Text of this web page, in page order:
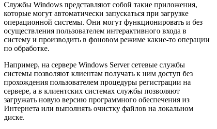
Службы Windows представляют собой такие приложения,
которые могут автоматически запускаться при загрузке
операционной системы. Они могут функционировать и без
осуществления пользователем интерактивного входа в
систему и производить в фоновом режиме какие-то операции
по обработке.
Например, на сервере Windows Server сетевые службы
системы позволяют клиентам получать к ним доступ без
прохождения пользователем процедуры регистрации на
сервере, а в клиентских системах службы позволяют
загружать новую версию программного обеспечения из
Интернета или выполнять очистку файлов на локальном
диске.